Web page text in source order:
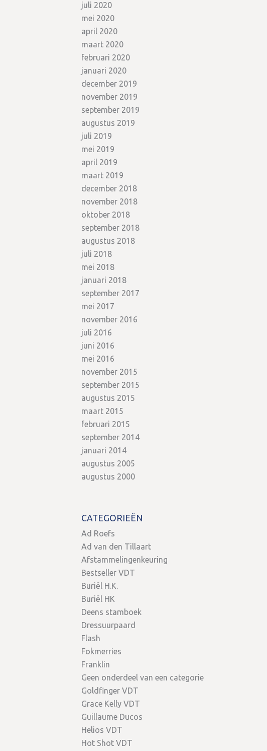
juli 2020
mei 2020
april 2020
maart 2020
februari 2020
januari 2020
december 2019
november 2019
september 2019
augustus 2019
juli 2019
mei 2019
april 2019
maart 2019
december 2018
november 2018
oktober 2018
september 2018
augustus 2018
juli 2018
mei 2018
januari 2018
september 2017
mei 2017
november 2016
juli 2016
juni 2016
mei 2016
november 2015
september 2015
augustus 2015
maart 2015
februari 2015
september 2014
januari 2014
augustus 2005
augustus 2000
CATEGORIEËN
Ad Roefs
Ad van den Tillaart
Afstammelingenkeuring
Bestseller VDT
Buriël H.K.
Buriël HK
Deens stamboek
Dressuurpaard
Flash
Fokmerries
Franklin
Geen onderdeel van een categorie
Goldfinger VDT
Grace Kelly VDT
Guillaume Ducos
Helios VDT
Hot Shot VDT